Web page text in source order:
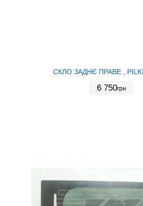
СКЛО ЗАДНЄ ПРАВЕ ,
6 750грн